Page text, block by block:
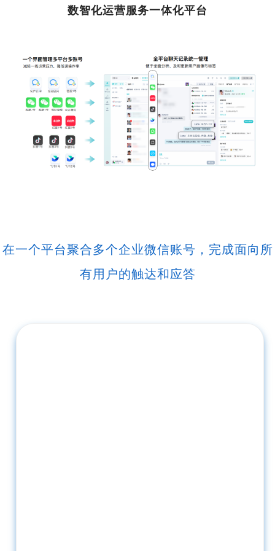
数智化运营服务一体化平台
在一个平台聚合多个企业微信账号，完成面向所
有用户的触达和应答